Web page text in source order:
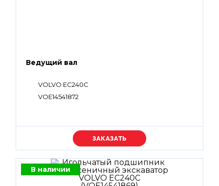
Ведущий вал
VOLVO EC240C
VOE14541872
Уточняйте цену
В наличии